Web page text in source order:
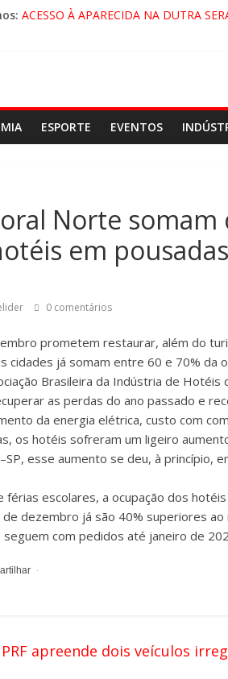
ACESSO À APARECIDA NA DUTRA
ESPORTE EVENTOS
Norte somam
em
0 comentários
prometem restaurar, além do
cidades já somam entre 60 e 70% da
Brasileira da Indústria de Hotéis
as perdas do ano passado e
da energia elétrica, custo com
os hotéis sofreram um ligeiro
esse aumento se deu, à princípio,
férias escolares, a ocupação dos
dezembro já são 40% superiores ao
com pedidos até janeiro de
apreende dois veículos